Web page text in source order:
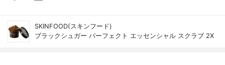
SKINFOOD(スキンフード)
ブラックシュガー パーフェクト エッセンシャル スクラブ 2X